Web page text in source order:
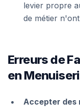
levier propre
de métier
Erreurs de
en
Accepter des